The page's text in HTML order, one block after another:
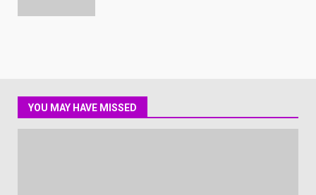
YOU MAY HAVE MISSED